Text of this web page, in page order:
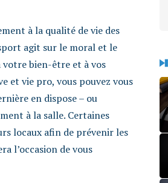
à la qualité de vie des
agit sur le moral et le
bien-être et à vos
et vie pro, vous pouvez vous
en dispose – ou
à la salle. Certaines
locaux afin de prévenir les
l’occasion de vous